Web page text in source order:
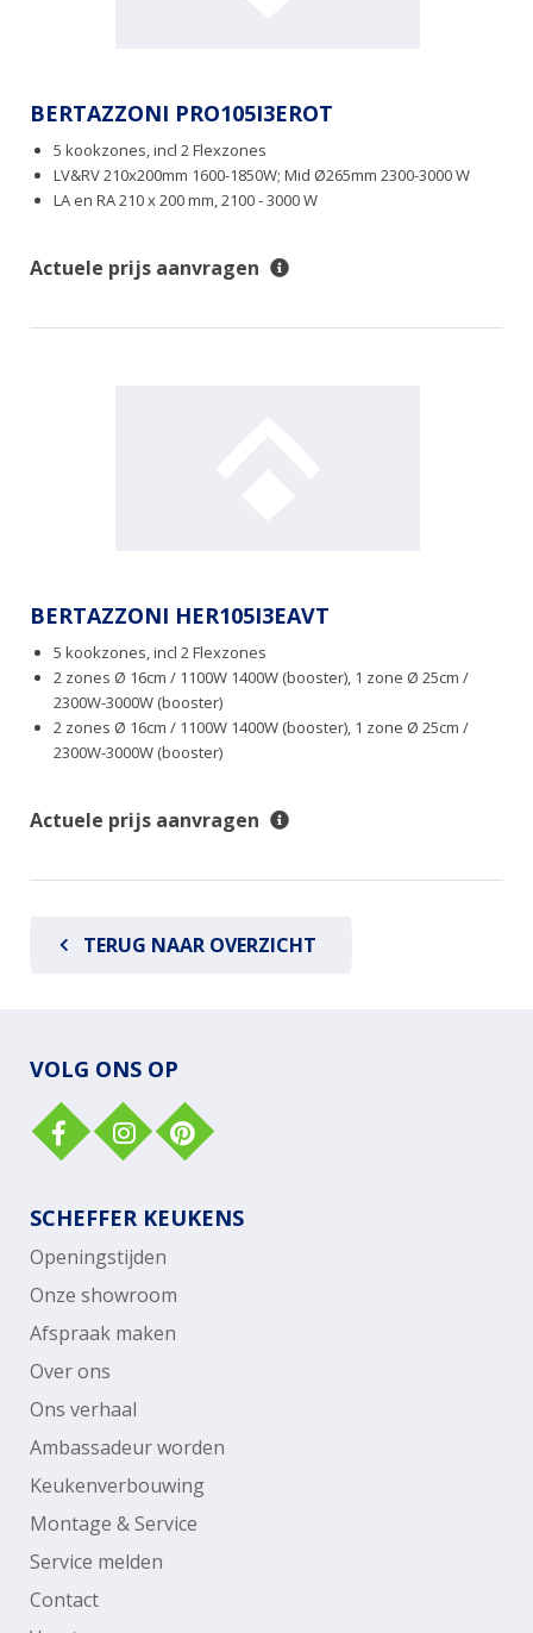
BERTAZZONI PRO105I3EROT
5 kookzones, incl 2 Flexzones
LV&RV 210x200mm 1600-1850W; Mid Ø265mm 2300-3000 W
LA en RA 210 x 200 mm, 2100 - 3000 W
Actuele prijs aanvragen
BERTAZZONI HER105I3EAVT
5 kookzones, incl 2 Flexzones
2 zones Ø 16cm / 1100W 1400W (booster), 1 zone Ø 25cm /
2300W-3000W (booster)
2 zones Ø 16cm / 1100W 1400W (booster), 1 zone Ø 25cm /
2300W-3000W (booster)
Actuele prijs aanvragen
TERUG NAAR OVERZICHT
VOLG ONS OP
SCHEFFER KEUKENS
Openingstijden
Onze showroom
Afspraak maken
Over ons
Ons verhaal
Ambassadeur worden
Keukenverbouwing
Montage & Service
Service melden
Contact